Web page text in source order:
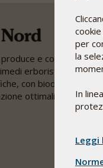
e
erboristici e
con biodisponibilità,
ottimali.
per
la
In
Leggi